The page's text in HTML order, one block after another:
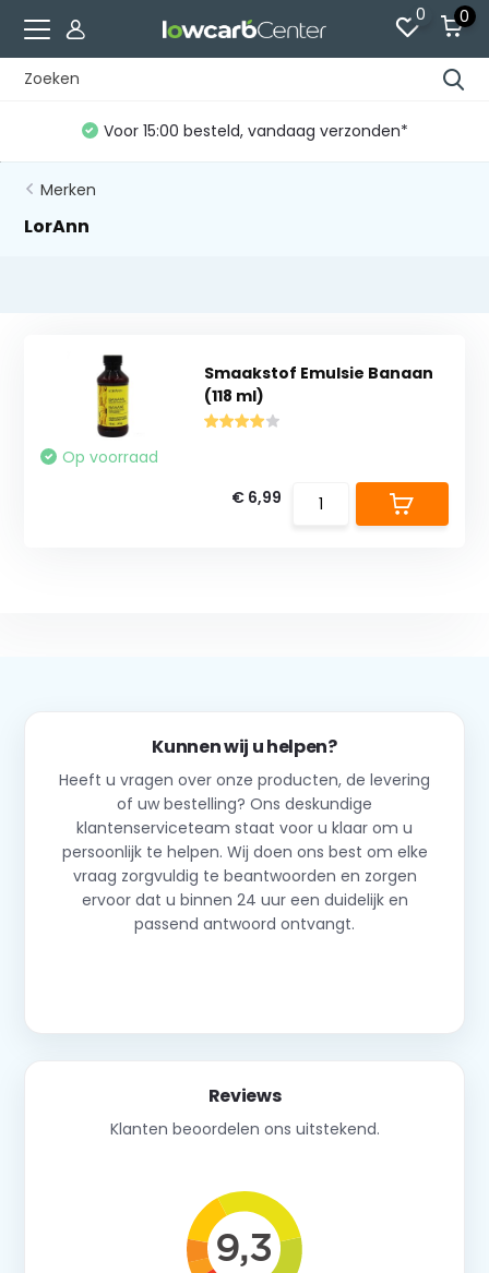
0 0
Voor 15:00 besteld, vandaag verzonden*
Merken
LorAnn
Smaakstof Emulsie Banaan
(118 ml)
Op voorraad
€ 6,99
Kunnen wij u helpen?
Heeft u vragen over onze producten, de levering
of uw bestelling? Ons deskundige
klantenserviceteam staat voor u klaar om u
persoonlijk te helpen. Wij doen ons best om elke
vraag zorgvuldig te beantwoorden en zorgen
ervoor dat u binnen 24 uur een duidelijk en
passend antwoord ontvangt.
Reviews
Klanten beoordelen ons uitstekend.